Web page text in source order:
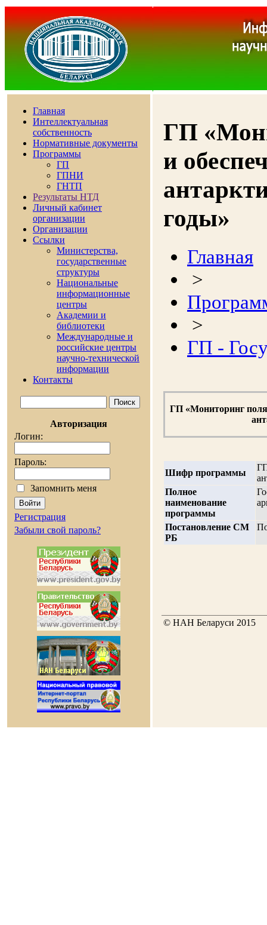
Главная
Интеллектуальная
собственность
Нормативные документы
Программы
ГП
ГПНИ
ГНТП
Результаты НТД
Личный кабинет
организации
Организации
Ссылки
Министерства,
государственные
cтруктуры
Национальные
информационные
центры
Академии и
библиотеки
Международные и
российские центры
научно-технической
информации
Контакты
Авторизация
Логин:
Пароль:
Запомнить меня
Регистрация
Забыли свой пароль?
ГП
и
годы»
Главная
>
>
ГП -
ГП «Мониторинг
Шифр программы
Полное
наименование
программы
Постановление СМ
РБ
© НАН Беларуси 2015